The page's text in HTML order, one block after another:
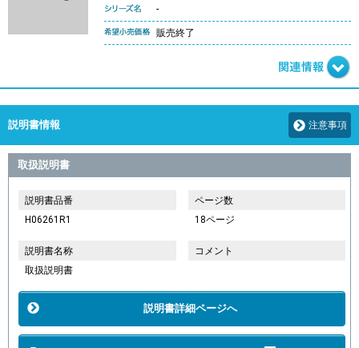
-
販売終了
説明書情報 注意事項
取扱説明書
説明書品番
H06261R1
ページ数
18ページ
説明書名称
取扱説明書
コメント
説明書詳細ページへ